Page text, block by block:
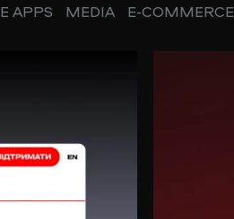
APPS MEDIA E-COMMERCE